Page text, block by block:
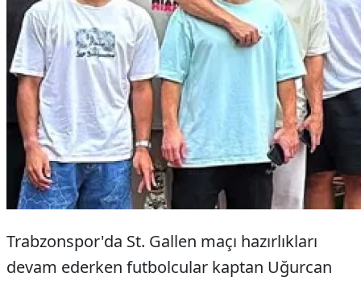
Trabzonspor'da St. Gallen maçı hazırlıkları
devam ederken futbolcular kaptan Uğurcan